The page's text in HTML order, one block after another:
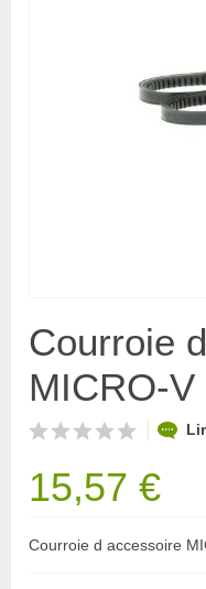
Courroie
MICRO-V
15,57 €
Courroie d accessoire